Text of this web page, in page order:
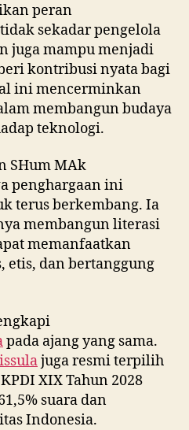
peran
tidak sekadar pengelola
juga mampu menjadi
kontribusi nyata bagi
ini mencerminkan
membangun budaya
teknologi.
SHum MAk
penghargaan ini
terus berkembang. Ia
membangun literasi
memanfaatkan
etis, dan bertanggung
pada ajang yang sama.
juga resmi terpilih
XIX Tahun 2028
suara dan
Indonesia.